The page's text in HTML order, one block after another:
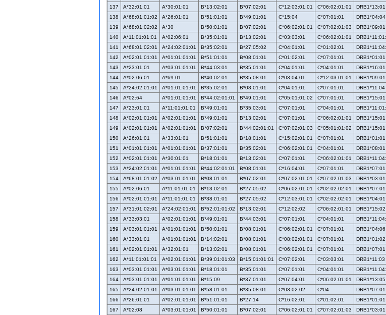
137
A*32:01:01 A*30:01:01 B*13:02:01 B*07:02:01 C*12:03:01:01 C*06:02:01:01
138
A*68:01:01:02 A*26:01:01 B*51:01:01 B*49:01:01 C*15:04 C*07:01:01
139
A*68:01:02:02 A*30 B*50:01:01 B*07:02:01 C*06:02:01:01 C*07:02:01:03
140
A*11:01:01:01 A*02:06:01 B*35:01:01 B*13:02:01 C*03:03:01 C*06:02:01:01
141
A*68:01:02:01 A*24:02:01:01 B*35:02:01 B*27:05:02 C*04:01:01 C*01:02:01
142
A*02:01:01:01 A*01:01:01:01 B*51:01:01 B*08:01:01 C*01:02:01 C*07:01:01
143
A*23:01:01 A*03:01:01:01 B*44:03:01 B*35:01:01 C*04:01:01 C*04:01:01
144
A*02:06:01 A*69:01 B*40:02:01 B*35:08:01 C*03:04:01 C*12:03:01:01
145
A*24:02:01:01 A*01:01:01:01 B*35:02:01 B*08:01:01 C*04:01:01 C*07:01:01 DRB1*11:04
146
A*02:64 A*01:01:01:01 B*44:02:01:01 B*49:01:01 C*05:01:01:02 C*07:01:01
147
A*23:01:01 A*11:01:01:01 B*49:01:01 B*35:03:01 C*07:01:01 C*04:01:01
148
A*02:01:01:01 A*02:01:01:01 B*49:01:01 B*13:02:01 C*07:01:01 C*06:02:01:01
149
A*02:01:01:01 A*02:01:01:01 B*07:02:01 B*44:02:01:01 C*07:02:01:03 C*05:01:01:02
150
A*26:01:01 A*33:01:01 B*51:01:01 B*18:01:01 C*15:02:01:01 C*07:01:01
151
A*01:01:01:01 A*01:01:01:01 B*37:01:01 B*35:02:01 C*06:02:01:01 C*04:01:01
152
A*02:01:01:01 A*30:01:01 B*18:01:01 B*13:02:01 C*07:01:01 C*06:02:01:01
153
A*24:02:01:01 A*01:01:01:01 B*44:02:01:01 B*08:01:01 C*16:04:01 C*07:01:01
154
A*68:01:01:02 A*03:01:01:01 B*08:01:01 B*07:02:01 C*07:02:01:01 C*07:02:01:03
155
A*02:06:01 A*11:01:01:01 B*13:02:01 B*27:05:02 C*06:02:01:01 C*02:02:02:01
156
A*02:01:01:01 A*11:01:01:01 B*38:01:01 B*27:05:02 C*12:03:01:01 C*02:02:02:01
157
A*31:01:02:01 A*24:02:01:01 B*52:01:01:02 B*13:02:01 C*12:02:02 C*06:02:01:01 DRB1*15:02
158
A*33:03:01 A*02:01:01:01 B*49:01:01 B*44:03:01 C*07:01:01 C*04:01:01
159
A*03:01:01:01 A*01:01:01:01 B*50:01:01 B*08:01:01 C*06:02:01:01 C*07:01:01
160
A*33:01:01 A*01:01:01:01 B*14:02:01 B*08:01:01 C*08:02:01:01 C*07:01:01
161
A*02:01:01:01 A*32:01:01 B*13:02:01 B*08:01:01 C*06:02:01:01 C*07:01:01
162
A*11:01:01:01 A*02:01:01:01 B*39:01:01:03 B*15:01:01:01 C*07:02:01 C*03:03:01 DRB1*11:03
163
A*03:01:01:01 A*03:01:01:01 B*18:01:01 B*35:01:01 C*07:01:01 C*04:01:01
164
A*03:01:01:01 A*01:01:01:01 B*15:09 B*37:01:01 C*07:04:01 C*06:02:01:01
165
A*24:02:01:01 A*03:01:01:01 B*58:01:01 B*35:08:01 C*03:02:02 C*04
166
A*26:01:01 A*02:01:01:01 B*51:01:01 B*27:14 C*16:02:01 C*01:02:01
167
A*02:08 A*03:01:01:01 B*50:01:01 B*07:02:01 C*06:02:01:01 C*07:02:01:03